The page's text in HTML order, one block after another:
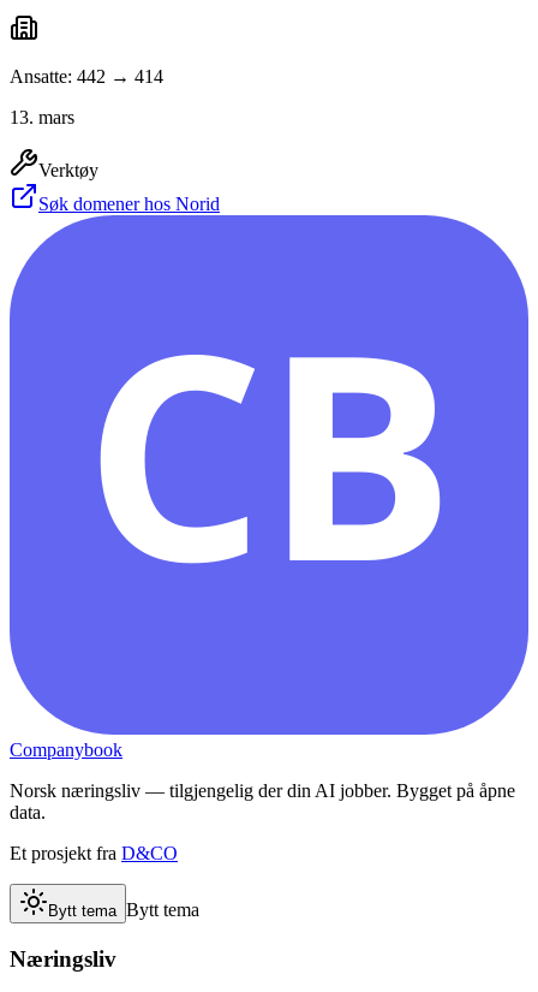
Ansatte: 442 → 414
13. mars
Verktøy
Søk domener hos Norid
CB
Companybook
Norsk næringsliv — tilgjengelig der din AI jobber. Bygget på åpne
data.
Et prosjekt fra D&CO
Bytt tema Bytt tema
Næringsliv